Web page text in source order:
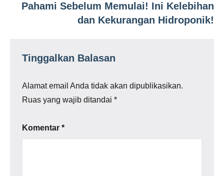
Pahami Sebelum Memulai! Ini Kelebihan
dan Kekurangan Hidroponik!
Tinggalkan Balasan
Alamat email Anda tidak akan dipublikasikan.
Ruas yang wajib ditandai *
Komentar *